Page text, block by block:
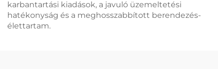
karbantartási kiadások, a javuló üzemeltetési
hatékonyság és a meghosszabbított berendezés-
élettartam.